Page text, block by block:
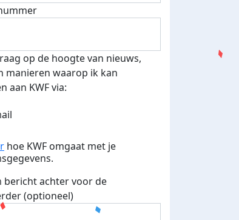
op de hoogte van nieuws,
manieren waarop ik kan
aan KWF via:
hoe KWF omgaat met je
bericht achter voor de
(optioneel)